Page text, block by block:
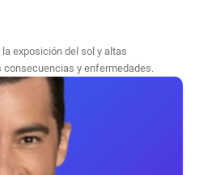
exposición del sol y altas
consecuencias y enfermedades.